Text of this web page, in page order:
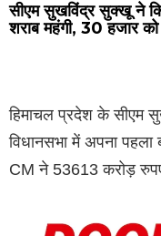
सीएम सुखविंद्र सुक्खू ने
शराब महंगी, 30 हजार
हिमाचल प्रदेश के सीएम
विधानसभा में अपना
CM ने 53613 करोड़